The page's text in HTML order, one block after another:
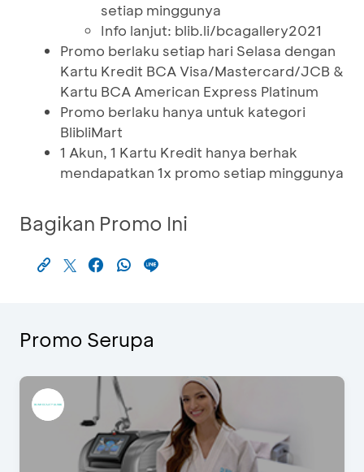
setiap minggunya
Info lanjut: blib.li/bcagallery2021
Promo berlaku setiap hari Selasa dengan
Kartu Kredit BCA Visa/Mastercard/JCB &
Kartu BCA American Express Platinum
Promo berlaku hanya untuk kategori
BlibliMart
1 Akun, 1 Kartu Kredit hanya berhak
mendapatkan 1x promo setiap minggunya
Bagikan Promo Ini
Promo Serupa